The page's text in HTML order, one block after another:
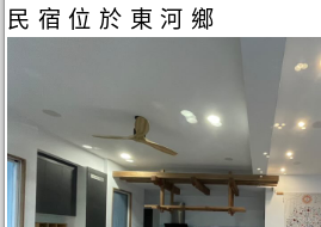
民宿位於東河鄉